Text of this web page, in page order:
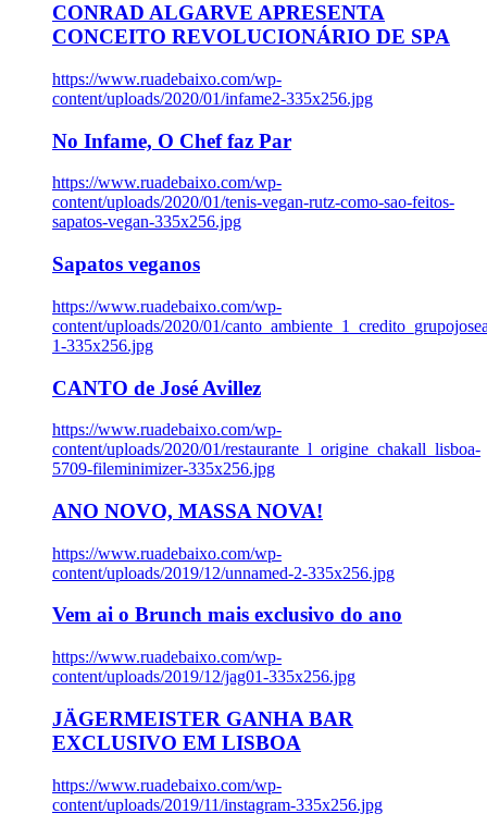
CONRAD ALGARVE APRESENTA
CONCEITO REVOLUCIONÁRIO DE SPA
https://www.ruadebaixo.com/wp-
content/uploads/2020/01/infame2-335x256.jpg
No Infame, O Chef faz Par
https://www.ruadebaixo.com/wp-
content/uploads/2020/01/tenis-vegan-rutz-como-sao-feitos-
sapatos-vegan-335x256.jpg
Sapatos veganos
https://www.ruadebaixo.com/wp-
content/uploads/2020/01/
1-335x256.jpg
CANTO de José Avillez
https://www.ruadebaixo.com/wp-
content/uploads/2020/01/restaurante_l_origine_chakall_lisboa-
5709-fileminimizer-335x256.jpg
ANO NOVO, MASSA NOVA!
https://www.ruadebaixo.com/wp-
content/uploads/2019/12/unnamed-2-335x256.jpg
Vem ai o Brunch mais exclusivo do ano
https://www.ruadebaixo.com/wp-
content/uploads/2019/12/jag01-335x256.jpg
JÄGERMEISTER GANHA BAR
EXCLUSIVO EM LISBOA
https://www.ruadebaixo.com/wp-
content/uploads/2019/11/instagram-335x256.jpg